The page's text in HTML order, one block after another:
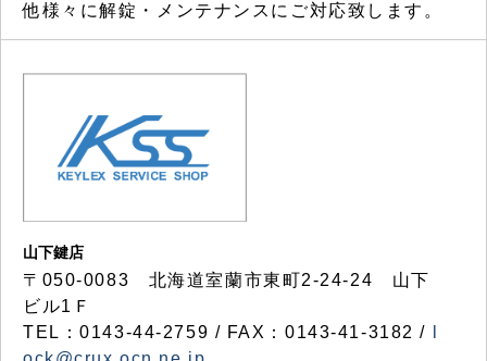
他様々に解錠・メンテナンスにご対応致します。
山下鍵店
〒050-0083 北海道室蘭市東町2-24-24 山下
ビル1Ｆ
TEL：0143-44-2759 / FAX：0143-41-3182 /